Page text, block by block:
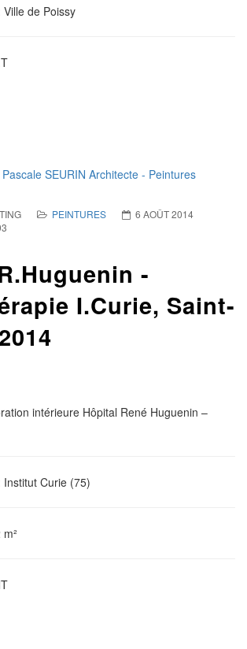
Ville de Poissy
PEINTURES
6 AOÛT 2014
-
I.Curie, Saint-
intérieure Hôpital René Huguenin –
Institut Curie (75)